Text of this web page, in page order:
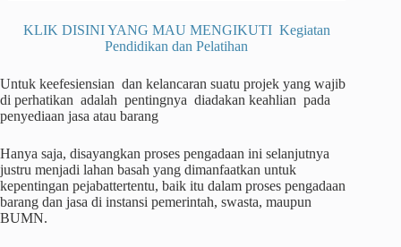
KLIK DISINI YANG MAU MENGIKUTI Kegiatan
Pendidikan dan Pelatihan
Untuk keefesiensian dan kelancaran suatu projek yang wajib
di perhatikan adalah pentingnya diadakan keahlian pada
penyediaan jasa atau barang
Hanya saja, disayangkan proses pengadaan ini selanjutnya
justru menjadi lahan basah yang dimanfaatkan untuk
kepentingan pejabattertentu, baik itu dalam proses pengadaan
barang dan jasa di instansi pemerintah, swasta, maupun
BUMN.